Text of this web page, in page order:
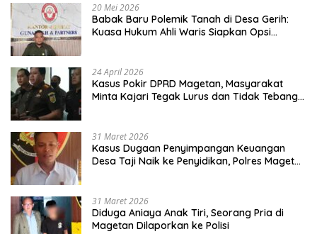
20 Mei 2026
Babak Baru Polemik Tanah di Desa Gerih:
Kuasa Hukum Ahli Waris Siapkan Opsi
24 April 2026
Kasus Pokir DPRD Magetan, Masyarakat
Minta Kajari Tegak Lurus dan Tidak Tebang
31 Maret 2026
Kasus Dugaan Penyimpangan Keuangan
Desa Taji Naik ke Penyidikan, Polres Magetan
31 Maret 2026
Diduga Aniaya Anak Tiri, Seorang Pria di
Magetan Dilaporkan ke Polisi